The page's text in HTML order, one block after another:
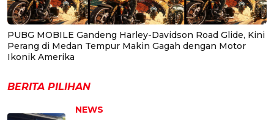
PUBG MOBILE Gandeng Harley-Davidson Road Glide, Kini
Perang di Medan Tempur Makin Gagah dengan Motor
Ikonik Amerika
BERITA PILIHAN
NEWS